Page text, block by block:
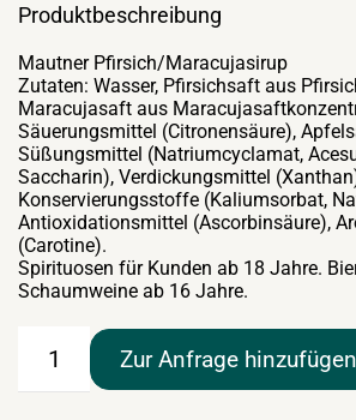
Produktbeschreibung
Mautner Pfirsich/Maracujasirup
Zutaten: Wasser, Pfirsichsaft aus
Maracujasaft aus
Säuerungsmittel (Citronensäure),
Süßungsmittel (Natriumcyclamat,
Saccharin), Verdickungsmittel
Konservierungsstoffe (Kaliumsorbat,
Antioxidationsmittel (Ascorbinsäure),
(Carotine).
Spirituosen für Kunden ab 18 Jahre.
Schaumweine ab 16 Jahre.
Pfirsich/MaracujasirupZur Anfrage hinzufügen